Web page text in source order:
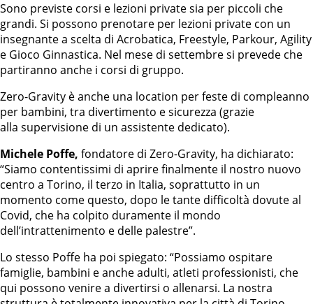
Sono previste corsi e lezioni private sia per piccoli che
grandi. Si possono prenotare per lezioni private con un
insegnante a scelta di Acrobatica, Freestyle, Parkour, Agility
e Gioco Ginnastica. Nel mese di settembre si prevede che
partiranno anche i corsi di gruppo.
Zero-Gravity è anche una location per feste di compleanno
per bambini, tra divertimento e sicurezza (grazie
alla supervisione di un assistente dedicato).
Michele Poffe, fondatore di Zero-Gravity, ha dichiarato:
“Siamo contentissimi di aprire finalmente il nostro nuovo
centro a Torino, il terzo in Italia, soprattutto in un
momento come questo, dopo le tante difficoltà dovute al
Covid, che ha colpito duramente il mondo
dell’intrattenimento e delle palestre”.
Lo stesso Poffe ha poi spiegato: “Possiamo ospitare
famiglie, bambini e anche adulti, atleti professionisti, che
qui possono venire a divertirsi o allenarsi. La nostra